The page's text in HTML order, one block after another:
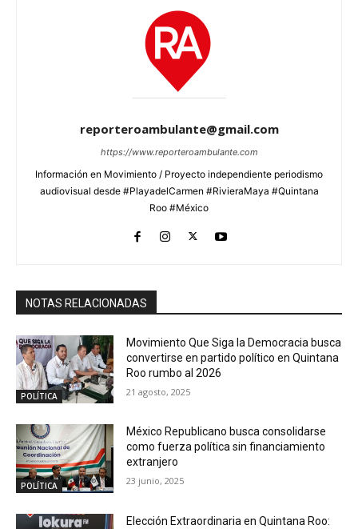
reporteroambulante@gmail.com
https://www.reporteroambulante.com
Información en Movimiento / Proyecto independiente periodismo
audiovisual desde #PlayadelCarmen #RivieraMaya #Quintana
Roo #México
NOTAS RELACIONADAS
POLÍTICA
Movimiento Que Siga la Democracia busca
convertirse en partido político en Quintana
Roo rumbo al 2026
21 agosto, 2025
POLÍTICA
México Republicano busca consolidarse
como fuerza política sin financiamiento
extranjero
23 junio, 2025
Elección Extraordinaria en Quintana Roo: